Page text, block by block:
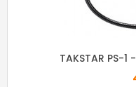
TAKSTAR PS-